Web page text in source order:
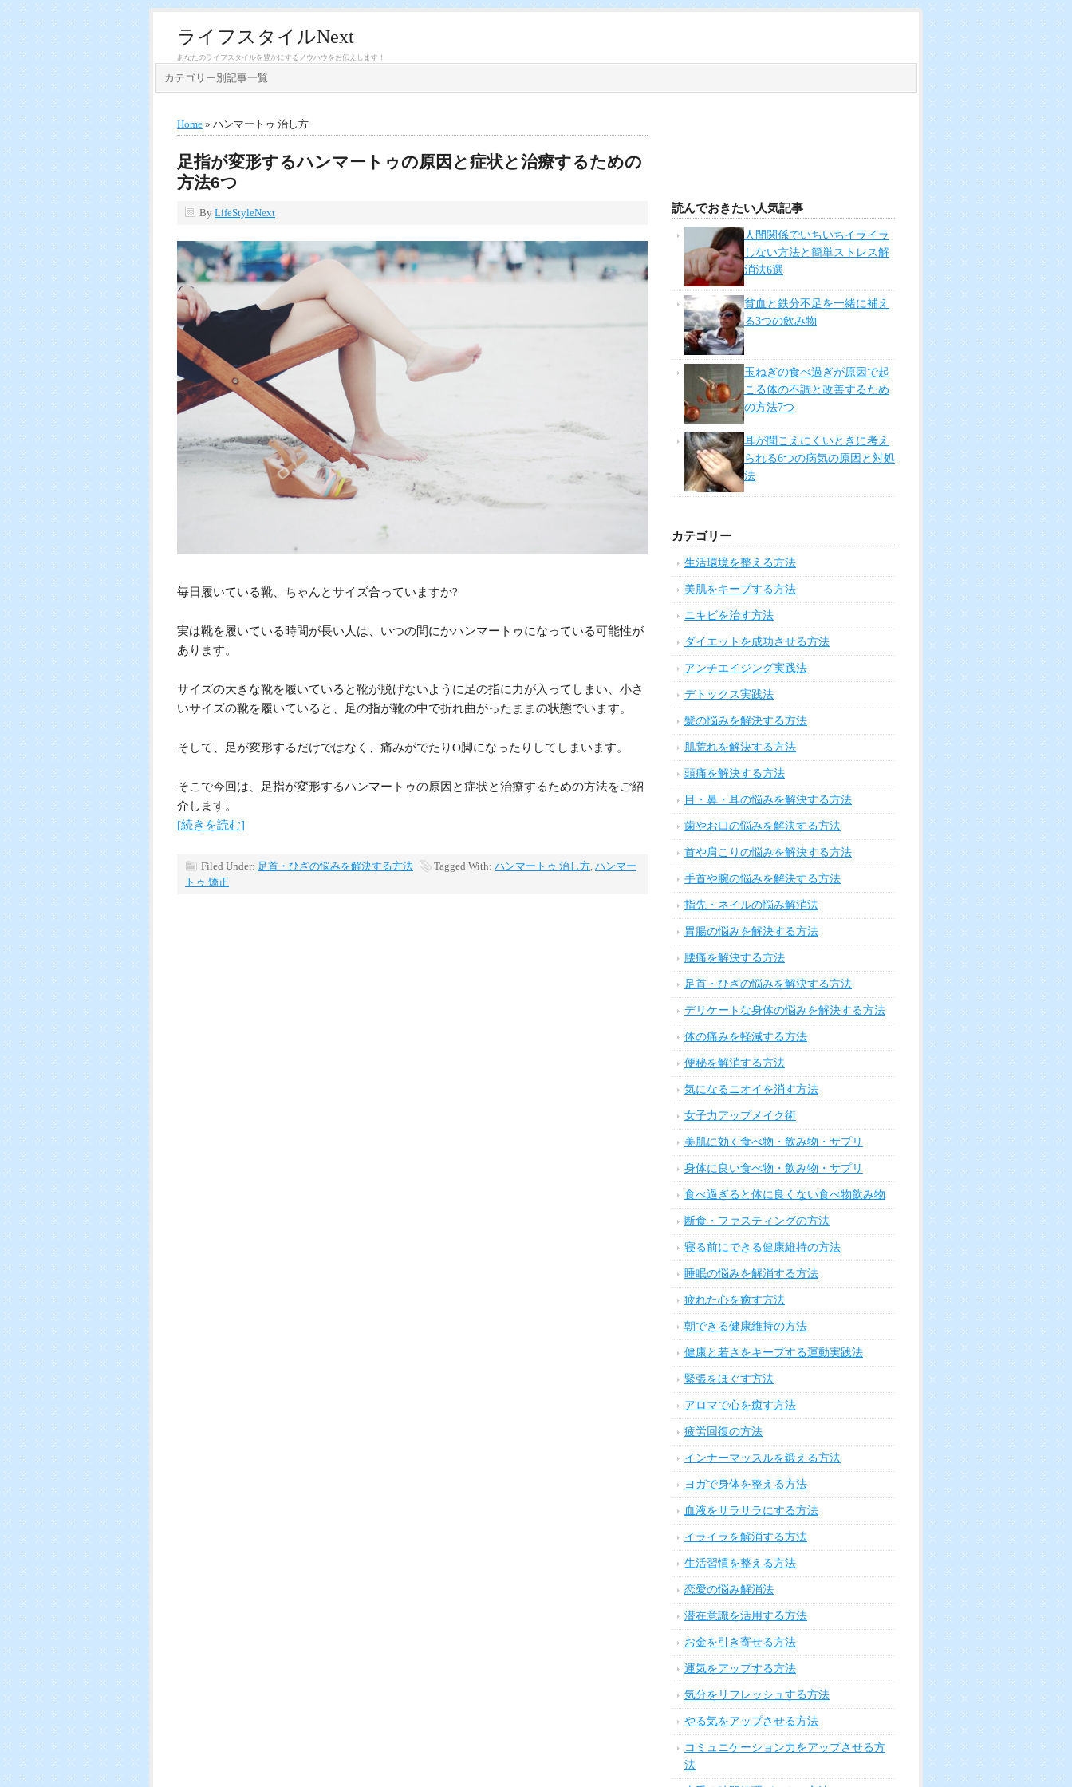
ライフスタイルNext
あなたのライフスタイルを豊かにするノウハウをお伝えします！
カテゴリー別記事一覧
Home » ハンマートゥ 治し方
足指が変形するハンマートゥの原因と症状と治療するための
方法6つ
By LifeStyleNext
毎日履いている靴、ちゃんとサイズ合っていますか?
実は靴を履いている時間が長い人は、いつの間にかハンマートゥになっている可能性が
あります。
サイズの大きな靴を履いていると靴が脱げないように足の指に力が入ってしまい、小さ
いサイズの靴を履いていると、足の指が靴の中で折れ曲がったままの状態でいます。
そして、足が変形するだけではなく、痛みがでたりO脚になったりしてしまいます。
そこで今回は、足指が変形するハンマートゥの原因と症状と治療するための方法をご紹
介します。
[続きを読む]
Filed Under: 足首・ひざの悩みを解決する方法 Tagged With: ハンマートゥ 治し方, ハンマー
トゥ 矯正
読んでおきたい人気記事
人間関係でいちいちイライラ
しない方法と簡単ストレス解
消法6選
貧血と鉄分不足を一緒に補え
る3つの飲み物
玉ねぎの食べ過ぎが原因で起
こる体の不調と改善するため
の方法7つ
耳が聞こえにくいときに考え
られる6つの病気の原因と対処
法
カテゴリー
生活環境を整える方法
美肌をキープする方法
ニキビを治す方法
ダイエットを成功させる方法
アンチエイジング実践法
デトックス実践法
髪の悩みを解決する方法
肌荒れを解決する方法
頭痛を解決する方法
目・鼻・耳の悩みを解決する方法
歯やお口の悩みを解決する方法
首や肩こりの悩みを解決する方法
手首や腕の悩みを解決する方法
指先・ネイルの悩み解消法
胃腸の悩みを解決する方法
腰痛を解決する方法
足首・ひざの悩みを解決する方法
デリケートな身体の悩みを解決する方法
体の痛みを軽減する方法
便秘を解消する方法
気になるニオイを消す方法
女子力アップメイク術
美肌に効く食べ物・飲み物・サプリ
身体に良い食べ物・飲み物・サプリ
食べ過ぎると体に良くない食べ物飲み物
断食・ファスティングの方法
寝る前にできる健康維持の方法
睡眠の悩みを解消する方法
疲れた心を癒す方法
朝できる健康維持の方法
健康と若さをキープする運動実践法
緊張をほぐす方法
アロマで心を癒す方法
疲労回復の方法
インナーマッスルを鍛える方法
ヨガで身体を整える方法
血液をサラサラにする方法
イライラを解消する方法
生活習慣を整える方法
恋愛の悩み解消法
潜在意識を活用する方法
お金を引き寄せる方法
運気をアップする方法
気分をリフレッシュする方法
やる気をアップさせる方法
コミュニケーション力をアップさせる方
法